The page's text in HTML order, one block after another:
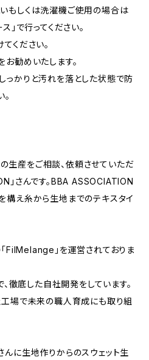
もしくは洗濯機ご使用の場合は
」で行ってください。
ください。
勧めいたします。
っかりと汚れを落とした状態で防
生産をご相談、依頼させていただ
」さんです。BBA ASSOCIATION
構え糸から生地までのテキスタイ
FilMelange」を運営されておりま
徹底した自社開発をしています。
工場で未来の職人育成にも取り組
に生地作りからのスウェット生